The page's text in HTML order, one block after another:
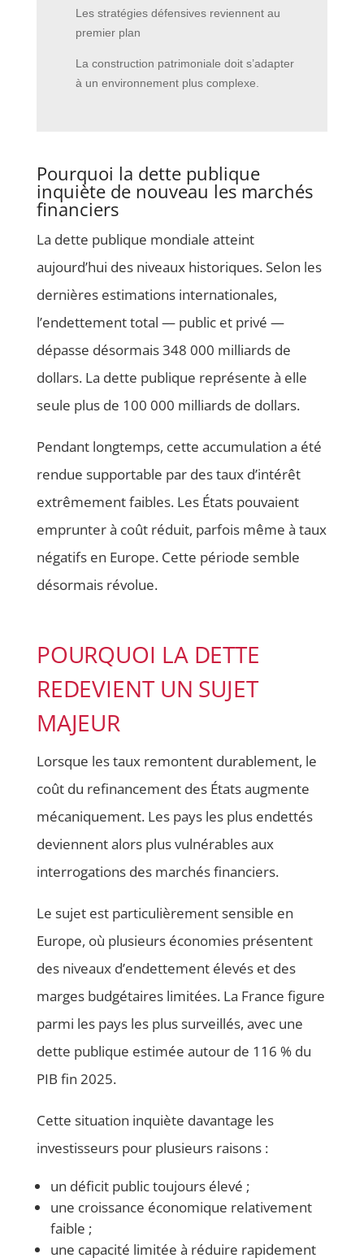
Les stratégies défensives reviennent au
premier plan
La construction patrimoniale doit s’adapter
à un environnement plus complexe.
Pourquoi la dette publique
inquiète de nouveau les marchés
financiers
La dette publique mondiale atteint
aujourd’hui des niveaux historiques. Selon les
dernières estimations internationales,
l’endettement total — public et privé —
dépasse désormais 348 000 milliards de
dollars. La dette publique représente à elle
seule plus de 100 000 milliards de dollars.
Pendant longtemps, cette accumulation a été
rendue supportable par des taux d’intérêt
extrêmement faibles. Les États pouvaient
emprunter à coût réduit, parfois même à taux
négatifs en Europe. Cette période semble
désormais révolue.
POURQUOI LA DETTE
REDEVIENT UN SUJET
MAJEUR
Lorsque les taux remontent durablement, le
coût du refinancement des États augmente
mécaniquement. Les pays les plus endettés
deviennent alors plus vulnérables aux
interrogations des marchés financiers.
Le sujet est particulièrement sensible en
Europe, où plusieurs économies présentent
des niveaux d’endettement élevés et des
marges budgétaires limitées. La France figure
parmi les pays les plus surveillés, avec une
dette publique estimée autour de 116 % du
PIB fin 2025.
Cette situation inquiète davantage les
investisseurs pour plusieurs raisons :
un déficit public toujours élevé ;
une croissance économique relativement
faible ;
une capacité limitée à réduire rapidement